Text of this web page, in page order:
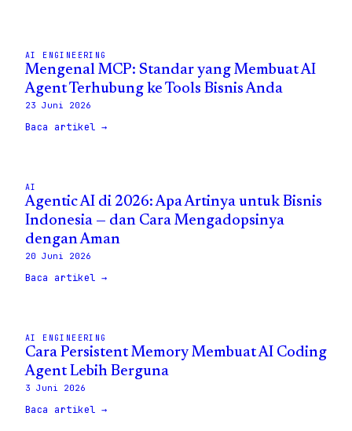
AI ENGINEERING
Mengenal MCP: Standar yang Membuat AI
Agent Terhubung ke Tools Bisnis Anda
23 Juni 2026
Baca artikel →
AI
Agentic AI di 2026: Apa Artinya untuk Bisnis
Indonesia — dan Cara Mengadopsinya
dengan Aman
20 Juni 2026
Baca artikel →
AI ENGINEERING
Cara Persistent Memory Membuat AI Coding
Agent Lebih Berguna
3 Juni 2026
Baca artikel →